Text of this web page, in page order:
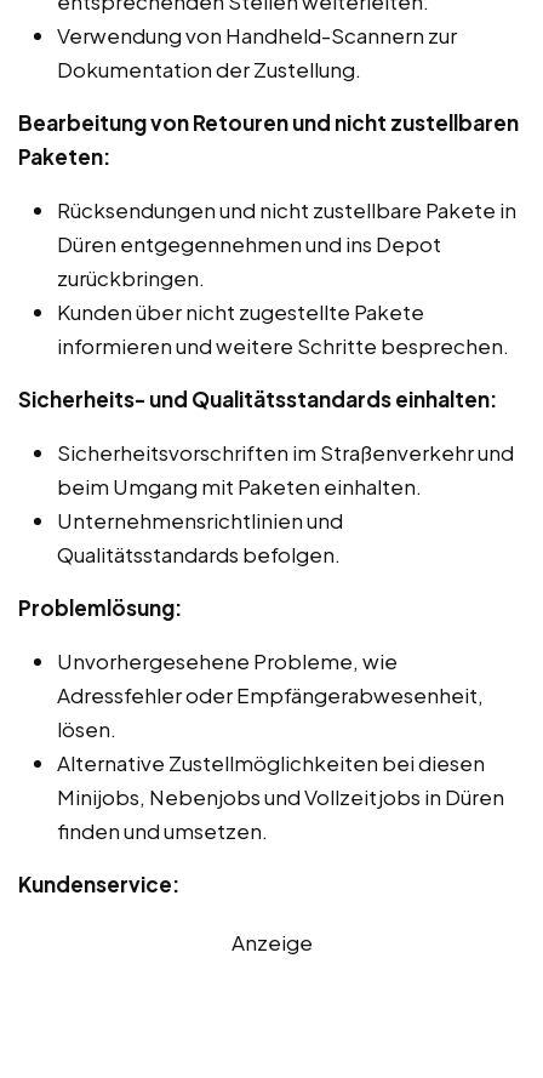
Verwendung von Handheld-Scannern zur
Dokumentation der Zustellung.
Bearbeitung von Retouren und nicht zustellbaren
Paketen:
Rücksendungen und nicht zustellbare Pakete in
Düren entgegennehmen und ins Depot
zurückbringen.
Kunden über nicht zugestellte Pakete
informieren und weitere Schritte besprechen.
Sicherheits- und Qualitätsstandards einhalten:
Sicherheitsvorschriften im Straßenverkehr und
beim Umgang mit Paketen einhalten.
Unternehmensrichtlinien und
Qualitätsstandards befolgen.
Problemlösung:
Unvorhergesehene Probleme, wie
Adressfehler oder Empfängerabwesenheit,
lösen.
Alternative Zustellmöglichkeiten bei diesen
Minijobs, Nebenjobs und Vollzeitjobs in Düren
finden und umsetzen.
Kundenservice:
Anzeige